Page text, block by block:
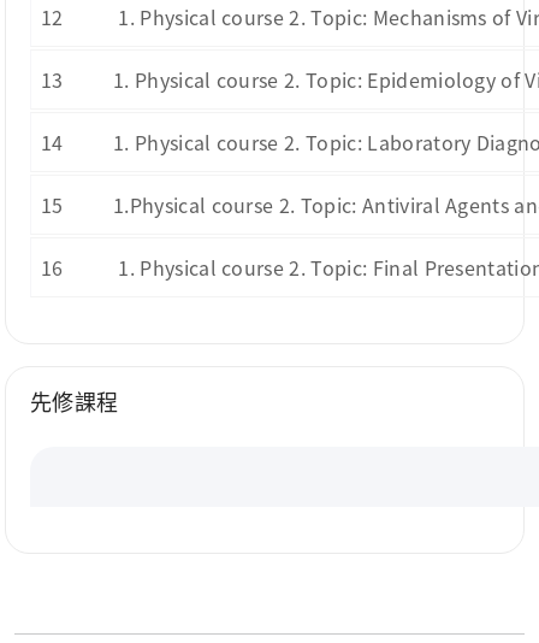
12 1. Physical course 2. Topic: Mechanisms of
13 1. Physical course 2. Topic: Epidemiology of
14 1. Physical course 2. Topic: Laboratory
15 1.Physical course 2. Topic: Antiviral Agents
16 1. Physical course 2. Topic: Final
先修課程